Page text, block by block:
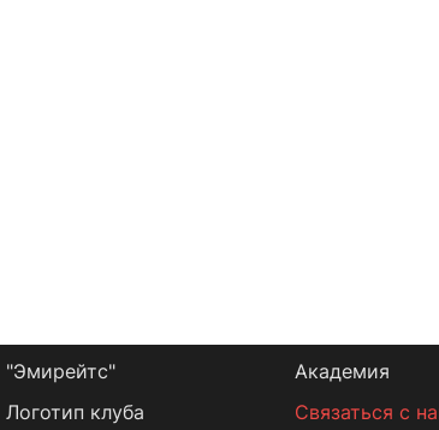
"Эмирейтс"
Логотип клуба
Академия
Связаться с